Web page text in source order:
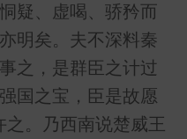
疑、虚喝、骄矜而
明矣。夫不深料秦
之，是群臣之计过
国之宝，臣是故愿
之。乃西南说楚威王